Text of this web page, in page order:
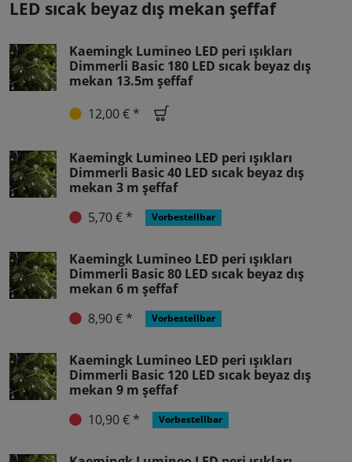
LED sıcak beyaz dış mekan şeffaf
Kaemingk Lumineo LED peri ışıkları
Dimmerli Basic 180 LED sıcak beyaz dış
mekan 13.5m şeffaf
12,00 € *
Kaemingk Lumineo LED peri ışıkları
Dimmerli Basic 40 LED sıcak beyaz dış
mekan 3 m şeffaf
5,70 € *
Vorbestellbar
Kaemingk Lumineo LED peri ışıkları
Dimmerli Basic 80 LED sıcak beyaz dış
mekan 6 m şeffaf
8,90 € *
Vorbestellbar
Kaemingk Lumineo LED peri ışıkları
Dimmerli Basic 120 LED sıcak beyaz dış
mekan 9 m şeffaf
10,90 € *
Vorbestellbar